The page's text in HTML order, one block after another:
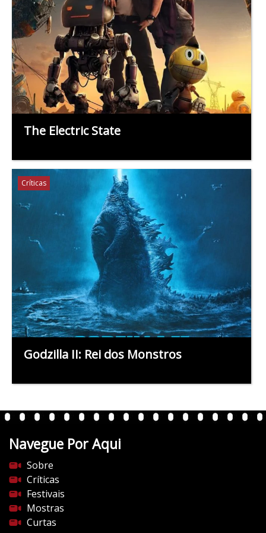
The Electric State
Críticas
Godzilla II: Rei dos Monstros
Navegue Por Aqui
Sobre
Críticas
Festivais
Mostras
Curtas